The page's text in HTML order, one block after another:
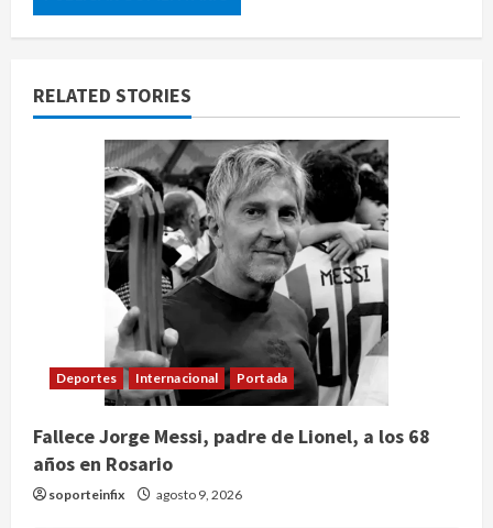
RELATED STORIES
Deportes Internacional Portada
Fallece Jorge Messi, padre de Lionel, a los 68
años en Rosario
soporteinfix agosto 9, 2026